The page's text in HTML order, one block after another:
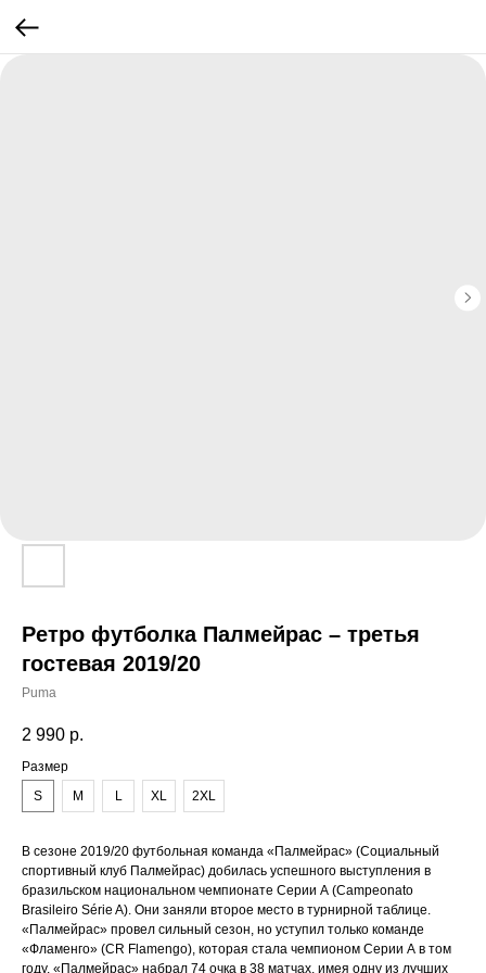
Ретро футболка Палмейрас – третья
гостевая 2019/20
Puma
2 990 р.
Размер
S
M L XL 2XL
В сезоне 2019/20 футбольная команда «Палмейрас» (Социальный
спортивный клуб Палмейрас) добилась успешного выступления в
бразильском национальном чемпионате Серии А (Campeonato
Brasileiro Série A). Они заняли второе место в турнирной таблице.
«Палмейрас» провел сильный сезон, но уступил только команде
«Фламенго» (CR Flamengo), которая стала чемпионом Серии А в том
году. «Палмейрас» набрал 74 очка в 38 матчах, имея одну из лучших